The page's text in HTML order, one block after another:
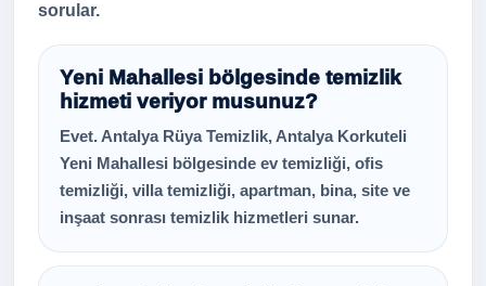
sorular.
Yeni Mahallesi bölgesinde temizlik
hizmeti veriyor musunuz?
Evet. Antalya Rüya Temizlik, Antalya Korkuteli
Yeni Mahallesi bölgesinde ev temizliği, ofis
temizliği, villa temizliği, apartman, bina, site ve
inşaat sonrası temizlik hizmetleri sunar.